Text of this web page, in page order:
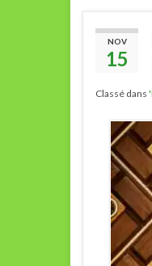
NOV
15
Classé dans